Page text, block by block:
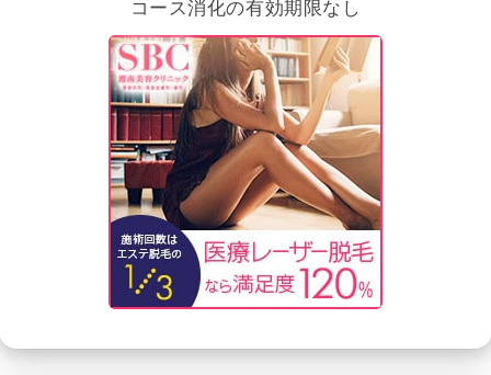
コース消化の有効期限なし